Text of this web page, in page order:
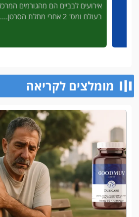
אירועים לבביים הם מהגורמים
בעולם ומס' 2 אחרי מחלת הסרטן....
מומלצים לקריאה​